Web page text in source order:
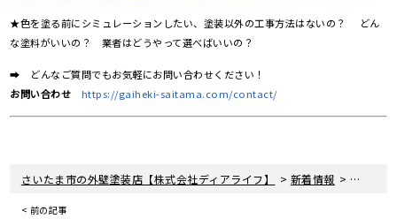
★色を塗る前にシミュレーションしたい、塗装以外の工事方法はないの？ どん
な塗料がいいの？ 業者はどうやって選べばいいの？
➡ どんなご質問でもお気軽にお問い合わせください！
お問い合わせ
https://gaiheki-saitama.com/contact/
さいたま市の外壁塗装店【株式会社ディアライフ】 > 新着情報 > 東京都
< 前の記事